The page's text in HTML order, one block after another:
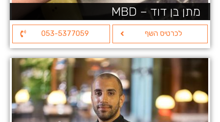
מתן בן דוד – MBD
לכרטיס השף 053-5377059